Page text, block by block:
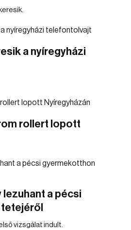
a nyíregyházi
rollert lopott
lezuhant a pécsi
vizsgálat indult.